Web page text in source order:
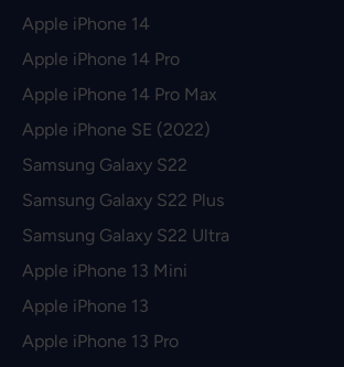
Apple iPhone 14
Apple iPhone 14 Pro
Apple iPhone 14 Pro Max
Apple iPhone SE (2022)
Samsung Galaxy S22
Samsung Galaxy S22 Plus
Samsung Galaxy S22 Ultra
Apple iPhone 13 Mini
Apple iPhone 13
Apple iPhone 13 Pro